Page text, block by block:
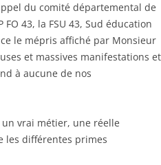
du comité départemental de
FO 43, la FSU 43, Sud éducation
le mépris affiché par Monsieur
et massives manifestations et
à aucune de nos
un vrai métier, une réelle
les différentes primes